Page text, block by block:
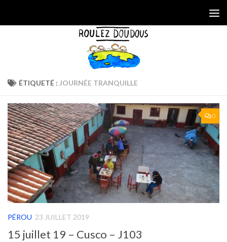
ÉTIQUETÉ : JOURNÉE TRANQUILLE
0
PÉROU 23 JUILLET 2019
15 juillet 19 – Cusco – J103